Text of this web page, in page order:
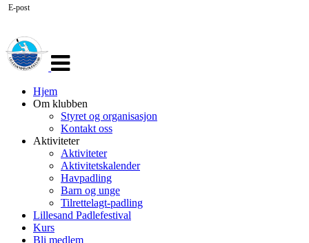
navigasjon
Hjem
Om klubben
Styret og organisasjon
Kontakt oss
Aktiviteter
Aktiviteter
Aktivitetskalender
Havpadling
Barn og unge
Tilrettelagt-padling
Lillesand Padlefestival
Kurs
Bli medlem
E-post